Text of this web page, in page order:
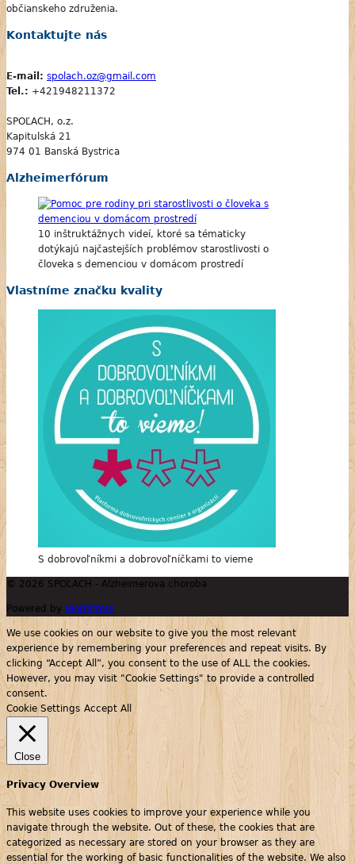
občianskeho združenia.
Kontaktujte nás
E-mail: spolach.oz@gmail.com
Tel.: +421948211372
SPOĽACH, o.z.
Kapitulská 21
974 01 Banská Bystrica
Alzheimerfórum
10 inštruktážnych videí, ktoré sa tématicky
dotýkajú najčastejších problémov starostlivosti o
človeka s demenciou v domácom prostredí
Vlastníme značku kvality
S dobrovoľníkmi a dobrovoľníčkami to vieme
© 2026 SPOĽACH - Alzheimerova choroba
Powered by WordPress
We use cookies on our website to give you the most relevant
experience by remembering your preferences and repeat visits. By
clicking “Accept All”, you consent to the use of ALL the cookies.
However, you may visit "Cookie Settings" to provide a controlled
consent.
Cookie Settings Accept All
Close
Privacy Overview
This website uses cookies to improve your experience while you
navigate through the website. Out of these, the cookies that are
categorized as necessary are stored on your browser as they are
essential for the working of basic functionalities of the website. We also